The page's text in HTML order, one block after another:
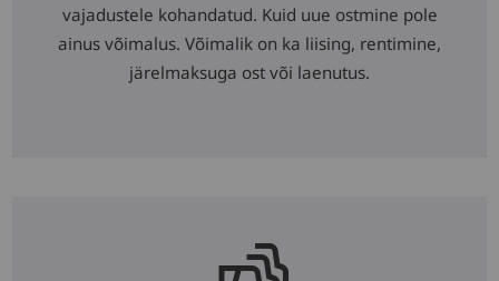
vajadustele kohandatud. Kuid uue ostmine pole
ainus võimalus. Võimalik on ka liising, rentimine,
järelmaksuga ost või laenutus.